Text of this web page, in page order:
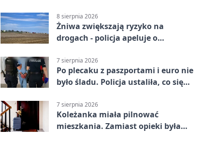
8 sierpnia 2026
Żniwa zwiększają ryzyko na
drogach - policja apeluje o
7 sierpnia 2026
Po plecaku z paszportami i euro nie
było śladu. Policja ustaliła, co się
7 sierpnia 2026
Koleżanka miała pilnować
mieszkania. Zamiast opieki była